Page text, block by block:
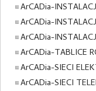
ArCADia-
ArCADia-
ArCADia-
ArCADia-TABLICE
ArCADia-SIECI
ArCADia-SIECI